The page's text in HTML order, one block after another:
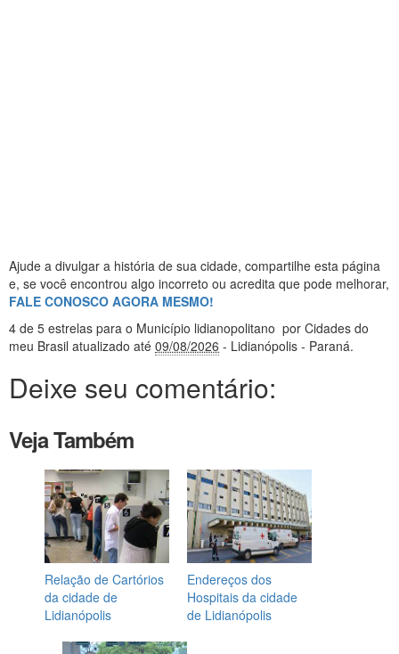
Ajude a divulgar a história de sua cidade, compartilhe esta página
e, se você encontrou algo incorreto ou acredita que pode melhorar,
FALE CONOSCO AGORA MESMO!
4 de 5 estrelas para o Município lidianopolitano por Cidades do
meu Brasil atualizado até 09/08/2026 - Lidianópolis - Paraná.
Deixe seu comentário:
Veja Também
Relação de Cartórios
da cidade de
Lidianópolis
Endereços dos
Hospitais da cidade
de Lidianópolis